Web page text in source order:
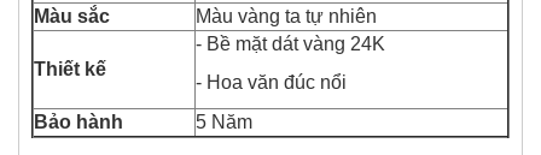
Màu sắc
Màu vàng ta tự nhiên
Thiết kế
- Bề mặt dát vàng 24K
- Hoa văn đúc nổi
Bảo hành
5 Năm